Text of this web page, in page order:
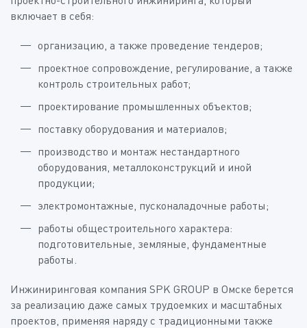
включает в себя:
организацию, а также проведение тендеров;
проектное сопровождение, регулирование, а также
контроль строительных работ;
проектирование промышленных объектов;
поставку оборудования и материалов;
производство и монтаж нестандартного
оборудования, металлоконструкций и иной
продукции;
электромонтажные, пусконаладочные работы;
работы общестроительного характера:
подготовительные, земляные, фундаментные
работы.
Инжиниринговая компания SPK GROUP в Омске берется
за реализацию даже самых трудоемких и масштабных
проектов, применяя наряду с традиционными также